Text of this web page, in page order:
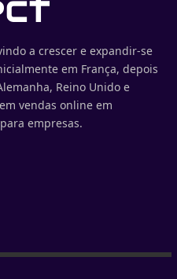
a crescer e expandir-se
em França, depois
Reino Unido e
vendas online em
empresas.